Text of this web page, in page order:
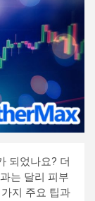
되었나요? 더
는 달리 피부
지 주요 팁과